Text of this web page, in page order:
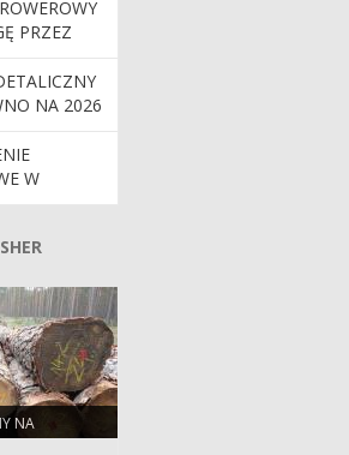
PRZEZ
NA 2026
W
O
NA